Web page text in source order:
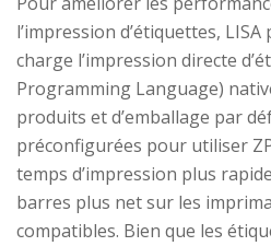
l’impression d’étiquettes,
charge l’impression directe
Programming Language)
produits et d’emballage par
préconfigurées pour utiliser
temps d’impression plus
barres plus net sur les
compatibles. Bien que les